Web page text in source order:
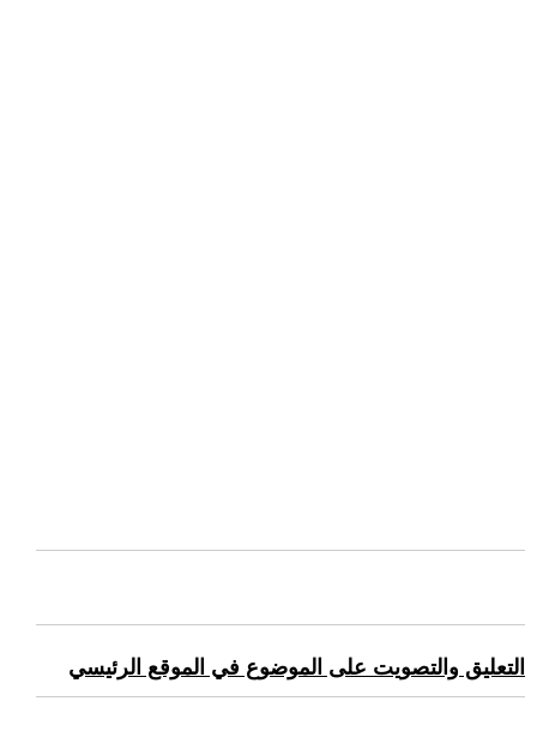
التعليق والتصويت على الموضوع في الموقع الرئيسي